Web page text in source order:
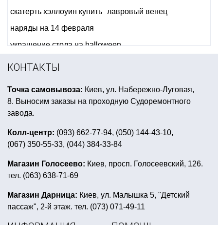
скатерть хэллоуин купить
лавровый венец
наряды на 14 февраля
украшение стола на halloween
новогодний костюм взрослый купить
кружки с приколами
головной убор для гангстерской вечеринки
секс приколы купить мексиканские атрибуты
детский день рождения в стиле пиратов
баннер хэллоуин шары в пиратском стиле
статуэтки оскар купить украина
круглые надувные шары
КОНТАКТЫ
Точка самовывоза: Киев, ул. Набережно-Луговая,
8. Выносим заказы на проходную Судоремонтного
завода.
Колл-центр: (093) 662-77-94, (050) 144-43-10,
(067) 350-55-33, (044) 384-33-84
Магазин Голосеево: Киев, просп. Голосеевский, 126.
тел. (063) 638-71-69
Магазин Дарница: Киев, ул. Малышка 5, "Детский
пассаж", 2-й этаж. тел. (073) 071-49-11